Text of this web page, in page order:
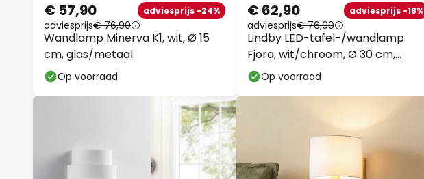
Wandlamp Minerva K1, wit, Ø 15
cm, glas/metaal
€ 57,90 adviesprijs -24%
adviesprijs€ 76,90
Op voorraad
Lindby LED-tafel-/wandlamp
Fjora, wit/chroom, Ø 30 cm,
dimbaar.
€ 62,90 adviesprijs -18%
adviesprijs€ 76,90
Op voorraad